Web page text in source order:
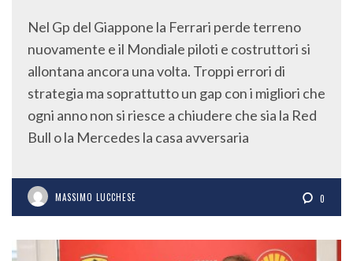
Nel Gp del Giappone la Ferrari perde terreno
nuovamente e il Mondiale piloti e costruttori si
allontana ancora una volta. Troppi errori di
strategia ma soprattutto un gap con i migliori che
ogni anno non si riesce a chiudere che sia la Red
Bull o la Mercedes la casa avversaria
MASSIMO LUCCHESE 0